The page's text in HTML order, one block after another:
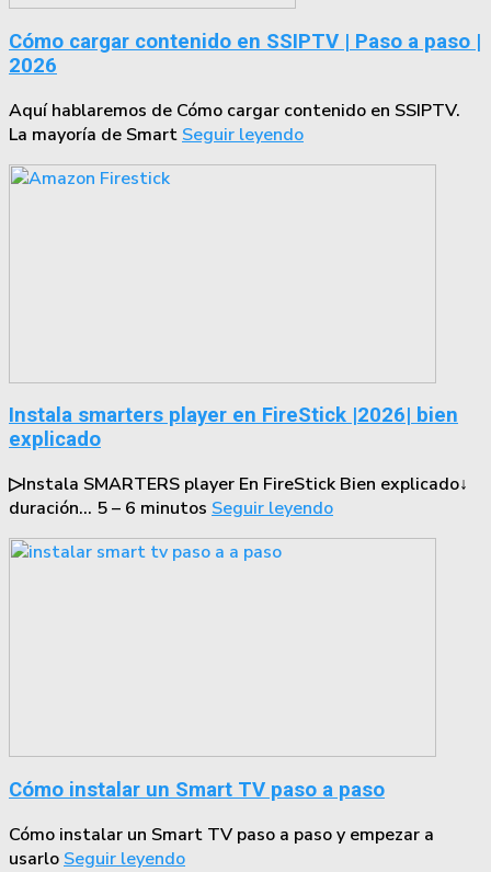
Cómo cargar contenido en SSIPTV | Paso a paso |
2026
Aquí hablaremos de Cómo cargar contenido en SSIPTV.
La mayoría de Smart Seguir leyendo
Instala smarters player en FireStick |2026| bien
explicado
▷Instala SMARTERS player En FireStick Bien explicado↓
duración… 5 – 6 minutos Seguir leyendo
Cómo instalar un Smart TV paso a paso
Cómo instalar un Smart TV paso a paso y empezar a
usarlo Seguir leyendo